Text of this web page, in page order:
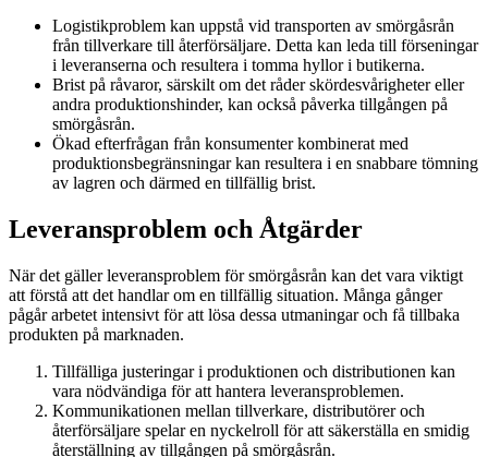
Logistikproblem kan uppstå vid transporten av smörgåsrån
från tillverkare till återförsäljare. Detta kan leda till förseningar
i leveranserna och resultera i tomma hyllor i butikerna.
Brist på råvaror, särskilt om det råder skördesvårigheter eller
andra produktionshinder, kan också påverka tillgången på
smörgåsrån.
Ökad efterfrågan från konsumenter kombinerat med
produktionsbegränsningar kan resultera i en snabbare tömning
av lagren och därmed en tillfällig brist.
Leveransproblem och Åtgärder
När det gäller leveransproblem för smörgåsrån kan det vara viktigt
att förstå att det handlar om en tillfällig situation. Många gånger
pågår arbetet intensivt för att lösa dessa utmaningar och få tillbaka
produkten på marknaden.
Tillfälliga justeringar i produktionen och distributionen kan
vara nödvändiga för att hantera leveransproblemen.
Kommunikationen mellan tillverkare, distributörer och
återförsäljare spelar en nyckelroll för att säkerställa en smidig
återställning av tillgången på smörgåsrån.